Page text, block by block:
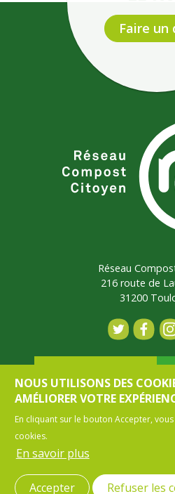
Faire un
Réseau
216 route de
31200
Contact
Mon
MENU PIED DE
CONTACT
NOUS UTILISONS DES
AMÉLIORER VOTRE
En cliquant sur le bouton Accepter,
cookies.
En savoir plus
Accepter Refuser les